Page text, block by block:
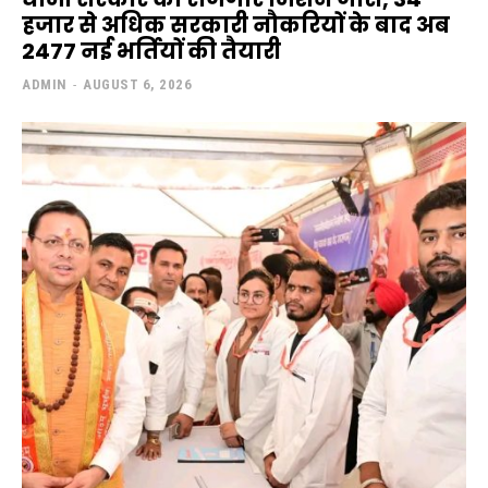
हजार से अधिक सरकारी नौकरियों के बाद अब
2477 नई भर्तियों की तैयारी
ADMIN - AUGUST 6, 2026